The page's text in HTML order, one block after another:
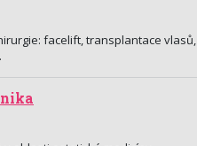
facelift, transplantace vlasů,